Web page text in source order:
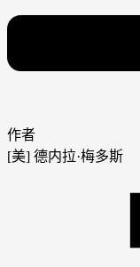
作者
[美] 德内拉·梅多斯